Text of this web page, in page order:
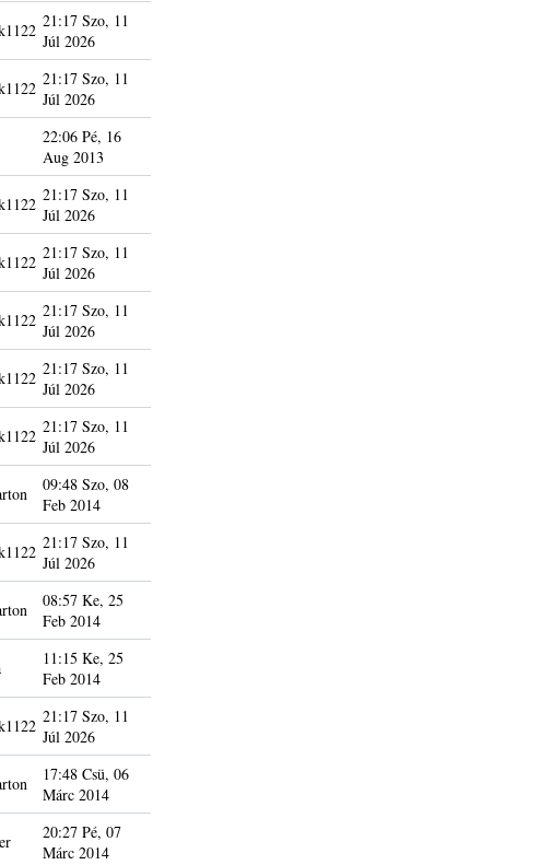
21:17 Szo, 11
Júl 2026
21:17 Szo, 11
Júl 2026
22:06 Pé, 16
Aug 2013
21:17 Szo, 11
Júl 2026
21:17 Szo, 11
Júl 2026
21:17 Szo, 11
Júl 2026
21:17 Szo, 11
Júl 2026
21:17 Szo, 11
Júl 2026
09:48 Szo, 08
Feb 2014
21:17 Szo, 11
Júl 2026
08:57 Ke, 25
Feb 2014
11:15 Ke, 25
Feb 2014
21:17 Szo, 11
Júl 2026
17:48 Csü, 06
Márc 2014
20:27 Pé, 07
Márc 2014